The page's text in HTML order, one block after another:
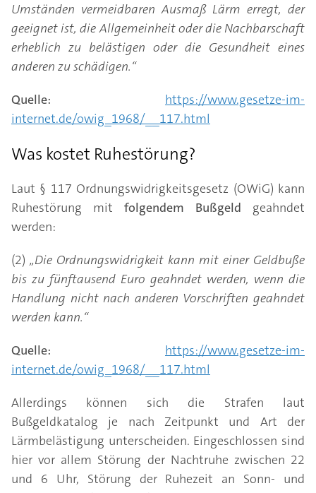
Umständen vermeidbaren Ausmaß Lärm erregt, der
geeignet ist, die Allgemeinheit oder die Nachbarschaft
erheblich zu belästigen oder die Gesundheit eines
anderen zu schädigen.“
Quelle:
https://www.gesetze-im-
internet.de/owig_1968/__117.html
Was kostet Ruhestörung?
Laut § 117 Ordnungswidrigkeitsgesetz (OWiG) kann
Ruhestörung mit folgendem Bußgeld geahndet
werden:
(2) „Die Ordnungswidrigkeit kann mit einer Geldbuße
bis zu fünftausend Euro geahndet werden, wenn die
Handlung nicht nach anderen Vorschriften geahndet
werden kann.“
Quelle:
https://www.gesetze-im-
internet.de/owig_1968/__117.html
Allerdings können sich die Strafen laut
Bußgeldkatalog je nach Zeitpunkt und Art der
Lärmbelästigung unterscheiden. Eingeschlossen sind
hier vor allem Störung der Nachtruhe zwischen 22
und 6 Uhr, Störung der Ruhezeit an Sonn- und